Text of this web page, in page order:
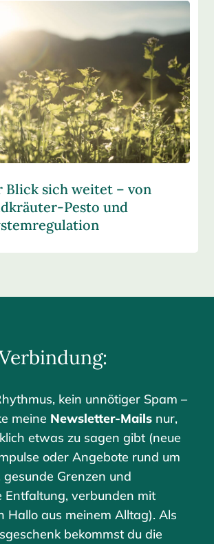
Blick sich weitet – von
Pesto und
kein unnötiger Spam –
meine Newsletter-Mails nur,
etwas zu sagen gibt (neue
oder Angebote rund um
gesunde Grenzen und
Entfaltung, verbunden mit
Hallo aus meinem Alltag). Als
bekommst du die